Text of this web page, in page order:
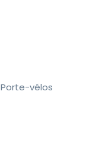
Porte-vélos